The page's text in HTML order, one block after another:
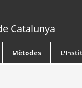
Catalunya
Mètodes